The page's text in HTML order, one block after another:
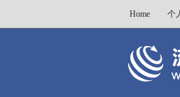
Home 个